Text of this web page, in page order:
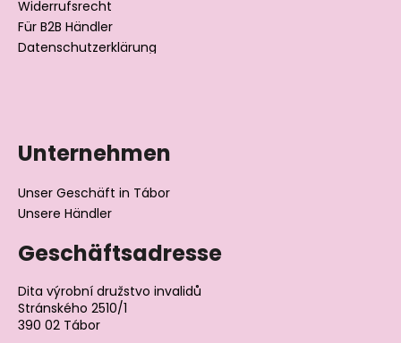
Widerrufsrecht
Für B2B Händler
Datenschutzerklärung
Unternehmen
Unser Geschäft in Tábor
Unsere Händler
Geschäftsadresse
Dita výrobní družstvo invalidů
Stránského 2510/1
390 02 Tábor